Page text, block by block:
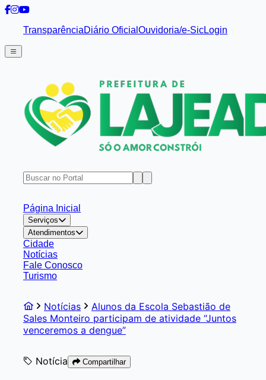
TransparênciaDiário Oficial Ouvidoria/e-SicLogin
Página Inicial
Serviços
Atendimentos
Cidade
Notícias
Fale Conosco
Turismo
Notícias
Alunos da Escola Sebastião de
Sales Monteiro participam de atividade “Juntos
venceremos a dengue”
Notícia Compartilhar